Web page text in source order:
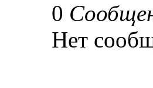
0
Нет